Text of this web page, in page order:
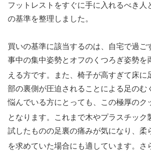
フットレストをすぐに手に入れるべき人
の基準を整理しました。
買いの基準に該当するのは、自宅で過ご
事中の集中姿勢とオフのくつろぎ姿勢を
える方です。また、椅子が高すぎて床に
部の裏側が圧迫されることによる足のむ
悩んでいる方にとっても、この極厚のク
となります。これまで木やプラスチック
試したものの足裏の痛みが気になり、柔
を求めていた場合にも適しています。さ